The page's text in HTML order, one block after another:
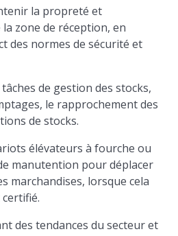
la propreté et
zone de réception, en
des normes de sécurité et
de gestion des stocks,
le rapprochement des
de stocks.
élévateurs à fourche ou
manutention pour déplacer
marchandises, lorsque cela
des tendances du secteur et